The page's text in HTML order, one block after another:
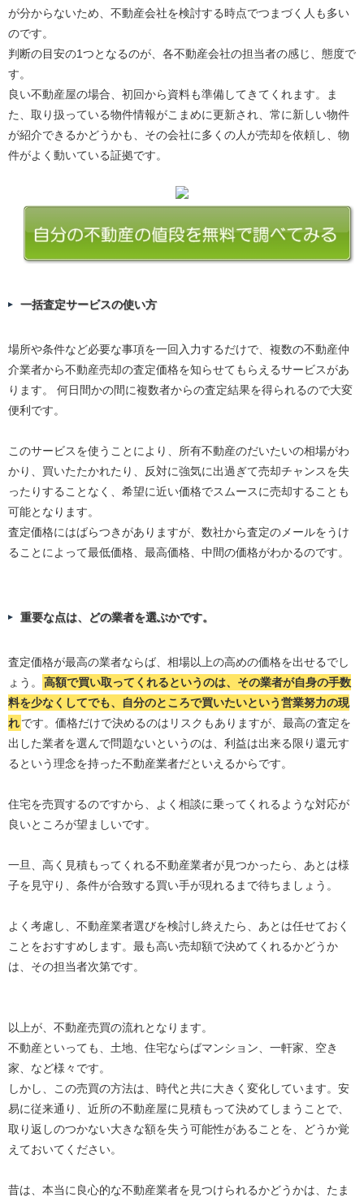
が分からないため、不動産会社を検討する時点でつまづく人も多い
のです。
判断の目安の1つとなるのが、各不動産会社の担当者の感じ、態度で
す。
良い不動産屋の場合、初回から資料も準備してきてくれます。ま
た、取り扱っている物件情報がこまめに更新され、常に新しい物件
が紹介できるかどうかも、その会社に多くの人が売却を依頼し、物
件がよく動いている証拠です。
一括査定サービスの使い方
場所や条件など必要な事項を一回入力するだけで、複数の不動産仲
介業者から不動産売却の査定価格を知らせてもらえるサービスがあ
ります。 何日間かの間に複数者からの査定結果を得られるので大変
便利です。
このサービスを使うことにより、所有不動産のだいたいの相場がわ
かり、買いたたかれたり、反対に強気に出過ぎて売却チャンスを失
ったりすることなく、希望に近い価格でスムースに売却することも
可能となります。
査定価格にはばらつきがありますが、数社から査定のメールをうけ
ることによって最低価格、最高価格、中間の価格がわかるのです。
重要な点は、どの業者を選ぶかです。
査定価格が最高の業者ならば、相場以上の高めの価格を出せるでし
ょう。
高額で買い取ってくれるというのは、その業者が自身の手数
料を少なくしてでも、自分のところで買いたいという営業努力の現
れです。価格だけで決めるのはリスクもありますが、最高の査定を
出した業者を選んで問題ないというのは、利益は出来る限り還元す
るという理念を持った不動産業者だといえるからです。
住宅を売買するのですから、よく相談に乗ってくれるような対応が
良いところが望ましいです。
一旦、高く見積もってくれる不動産業者が見つかったら、あとは様
子を見守り、条件が合致する買い手が現れるまで待ちましょう。
よく考慮し、不動産業者選びを検討し終えたら、あとは任せておく
ことをおすすめします。最も高い売却額で決めてくれるかどうか
は、その担当者次第です。
以上が、不動産売買の流れとなります。
不動産といっても、土地、住宅ならばマンション、一軒家、空き
家、など様々です。
しかし、この売買の方法は、時代と共に大きく変化しています。安
易に従来通り、近所の不動産屋に見積もって決めてしまうことで、
取り返しのつかない大きな額を失う可能性があることを、どうか覚
えておいてください。
昔は、本当に良心的な不動産業者を見つけられるかどうかは、たま